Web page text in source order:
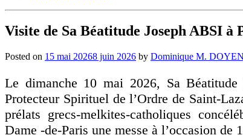
Visite de Sa Béatitude Joseph ABSI à
Posted on 15 mai 20268 juin 2026 by Dominique M. DOYEN
Le dimanche 10 mai 2026, Sa
Protecteur Spirituel de l’Ordre de Saint-
prélats grecs-melkites-catholiques
Dame -de-Paris une messe à l’occasion de